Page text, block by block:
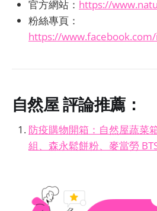
官方網站： https://
粉絲專頁：
https://
自然屋評論推薦：
防疫購物開箱：自然屋蔬菜
組、森永鬆餅粉、麥當勞